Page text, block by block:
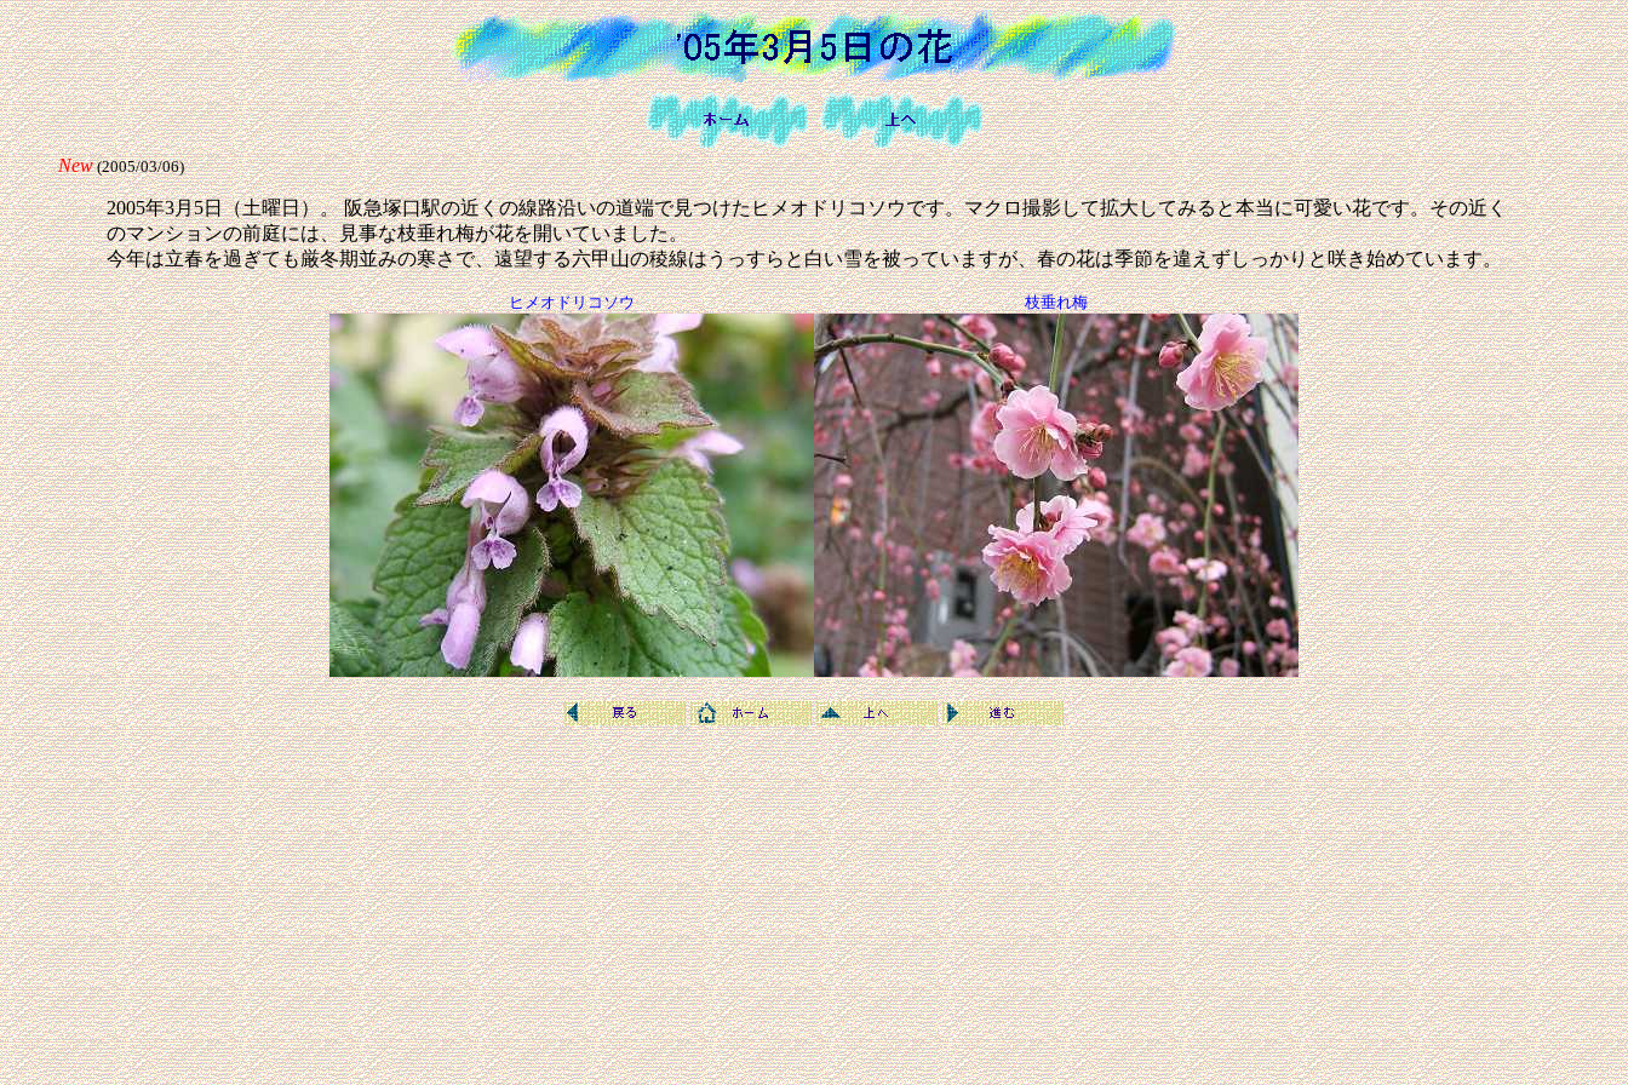
New(2005/03/06)
2005年3月5日（土曜日）。 阪急塚口駅の近くの線路沿いの道端で見つけたヒメオドリコソウです。マクロ撮影して拡大してみると本当に可愛い花です。その近く
のマンションの前庭には、見事な枝垂れ梅が花を開いていました。
今年は立春を過ぎても厳冬期並みの寒さで、遠望する六甲山の稜線はうっすらと白い雪を被っていますが、春の花は季節を違えずしっかりと咲き始めています。
ヒメオドリコソウ 枝垂れ梅